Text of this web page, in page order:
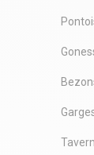
nous au
effet